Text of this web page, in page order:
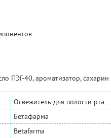
ПЭГ-40, ароматизатор,
Освежитель для полости рта
Бетафарма
Betafarma